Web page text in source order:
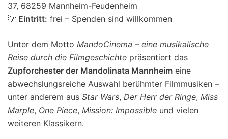
37, 68259 Mannheim-Feudenheim
💡 Eintritt: frei – Spenden sind willkommen
Unter dem Motto MandoCinema – eine musikalische
Reise durch die Filmgeschichte präsentiert das
Zupforchester der Mandolinata Mannheim eine
abwechslungsreiche Auswahl berühmter Filmmusiken –
unter anderem aus Star Wars, Der Herr der Ringe, Miss
Marple, One Piece, Mission: Impossible und vielen
weiteren Klassikern.